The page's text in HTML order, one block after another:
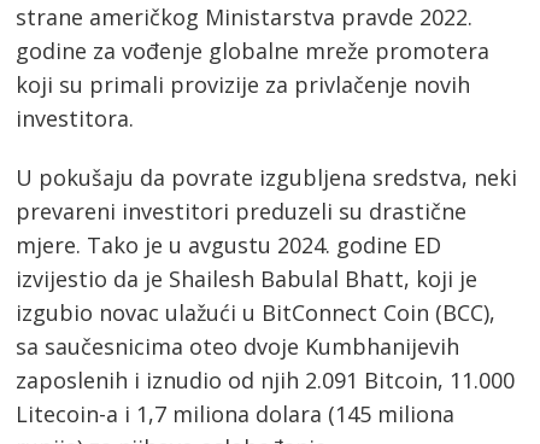
strane američkog Ministarstva pravde 2022.
godine za vođenje globalne mreže promotera
koji su primali provizije za privlačenje novih
investitora.
U pokušaju da povrate izgubljena sredstva, neki
prevareni investitori preduzeli su drastične
mjere. Tako je u avgustu 2024. godine ED
izvijestio da je Shailesh Babulal Bhatt, koji je
izgubio novac ulažući u BitConnect Coin (BCC),
sa saučesnicima oteo dvoje Kumbhanijevih
zaposlenih i iznudio od njih 2.091 Bitcoin, 11.000
Litecoin-a i 1,7 miliona dolara (145 miliona